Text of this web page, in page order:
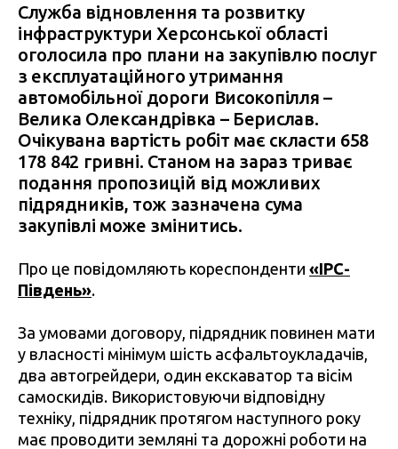
Служба відновлення та розвитку
інфраструктури Херсонської області
оголосила про плани на закупівлю послуг
з експлуатаційного утримання
автомобільної дороги Високопілля –
Велика Олександрівка – Берислав.
Очікувана вартість робіт має скласти 658
178 842 гривні. Станом на зараз триває
подання пропозицій від можливих
підрядників, тож зазначена сума
закупівлі може змінитись.
Про це повідомляють кореспонденти «IPC-
Південь».
За умовами договору, підрядник повинен мати
у власності мінімум шість асфальтоукладачів,
два автогрейдери, один екскаватор та вісім
самоскидів. Використовуючи відповідну
техніку, підрядник протягом наступного року
має проводити земляні та дорожні роботи на